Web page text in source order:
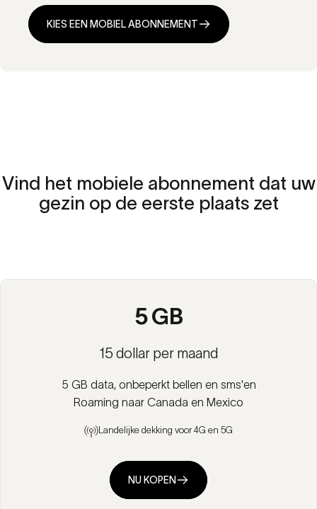
KIES EEN MOBIEL ABONNEMENT
Vind het mobiele abonnement dat uw
gezin op de eerste plaats zet
5 GB
15 dollar per maand
5 GB data, onbeperkt bellen en sms'en
Roaming naar Canada en Mexico
Landelijke dekking voor 4G en 5G
NU KOPEN